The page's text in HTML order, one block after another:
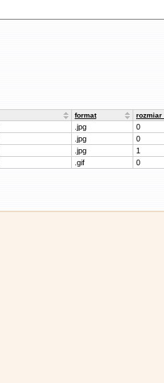
format rozmiar
.jpg
0
.jpg
0
.jpg
1
.gif 0